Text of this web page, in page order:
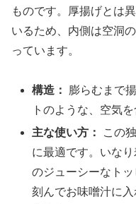
ものです。厚揚げとは
いるため、内側は空洞
っています。
構造：
膨らむまで
トのような、空気
主な使い方：
この
に最適です。いな
のジューシーなト
刻んでお味噌汁に